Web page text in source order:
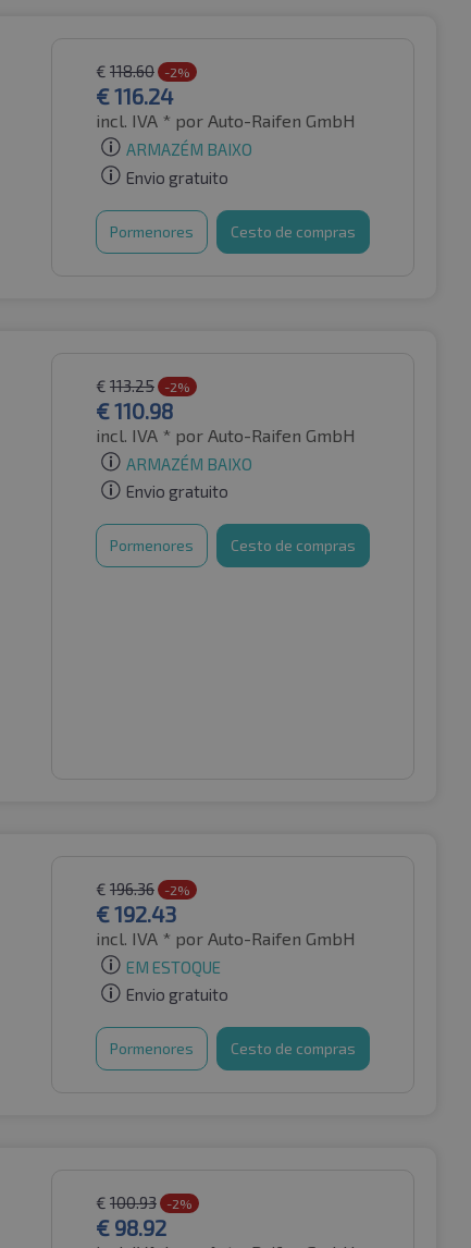
€ 118.60 -2%
€116.24
incl. IVA * por Auto-Raifen GmbH
ARMAZÉM BAIXO
Envio gratuito
Pormenores Cesto de compras
€ 113.25 -2%
€110.98
incl. IVA * por Auto-Raifen GmbH
ARMAZÉM BAIXO
Envio gratuito
Pormenores Cesto de compras
€ 196.36 -2%
€192.43
incl. IVA * por Auto-Raifen GmbH
EM ESTOQUE
Envio gratuito
Pormenores Cesto de compras
€ 100.93 -2%
€ 98.92